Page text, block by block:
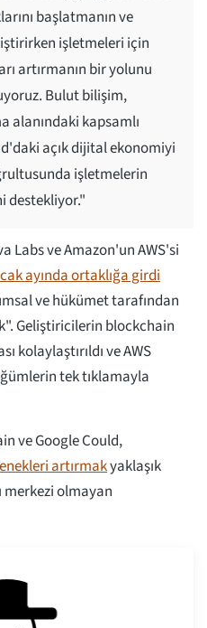
başlatmanın ve
işletmeleri için
artırmanın bir yolunu
Bulut bilişim,
alanındaki kapsamlı
açık dijital ekonomiyi
işletmelerin
destekliyor."
Labs ve Amazon'un AWS'si
ayında ortaklığa girdi
ve hükümet tarafından
Geliştiricilerin blockchain
kolaylaştırıldı ve AWS
tek tıklamayla
ve Google Could,
artırmakyaklaşık
merkezi olmayan